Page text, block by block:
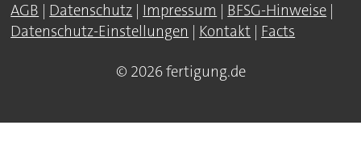
AGB Datenschutz Impressum BFSG-Hinweise
Datenschutz-Einstellungen
Kontakt Facts
© 2026 fertigung.de